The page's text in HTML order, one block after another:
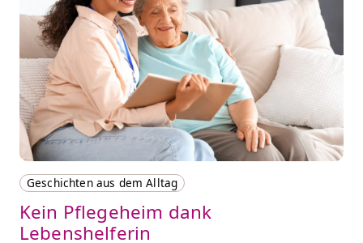
Geschichten aus dem Alltag
Kein Pflegeheim dank
Lebenshelferin